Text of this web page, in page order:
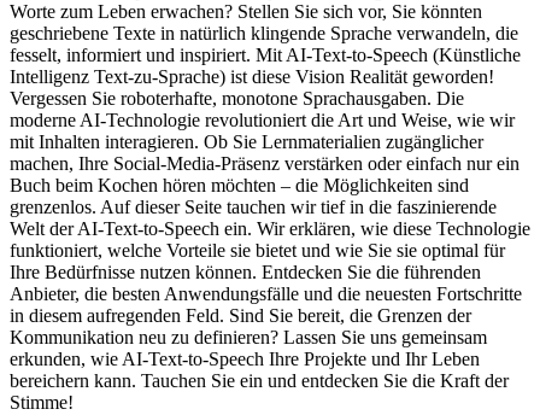
Worte zum Leben erwachen? Stellen Sie sich vor, Sie könnten
geschriebene Texte in natürlich klingende Sprache verwandeln, die
fesselt, informiert und inspiriert. Mit AI-Text-to-Speech (Künstliche
Intelligenz Text-zu-Sprache) ist diese Vision Realität geworden!
Vergessen Sie roboterhafte, monotone Sprachausgaben. Die
moderne AI-Technologie revolutioniert die Art und Weise, wie wir
mit Inhalten interagieren. Ob Sie Lernmaterialien zugänglicher
machen, Ihre Social-Media-Präsenz verstärken oder einfach nur ein
Buch beim Kochen hören möchten – die Möglichkeiten sind
grenzenlos. Auf dieser Seite tauchen wir tief in die faszinierende
Welt der AI-Text-to-Speech ein. Wir erklären, wie diese Technologie
funktioniert, welche Vorteile sie bietet und wie Sie sie optimal für
Ihre Bedürfnisse nutzen können. Entdecken Sie die führenden
Anbieter, die besten Anwendungsfälle und die neuesten Fortschritte
in diesem aufregenden Feld. Sind Sie bereit, die Grenzen der
Kommunikation neu zu definieren? Lassen Sie uns gemeinsam
erkunden, wie AI-Text-to-Speech Ihre Projekte und Ihr Leben
bereichern kann. Tauchen Sie ein und entdecken Sie die Kraft der
Stimme!